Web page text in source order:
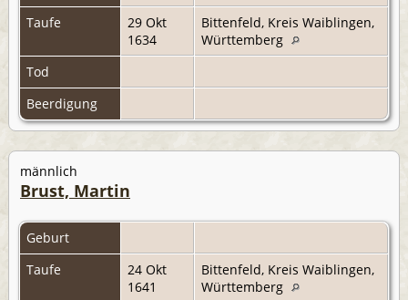
Taufe
29 Okt
1634
Bittenfeld, Kreis Waiblingen,
Württemberg
Tod
Beerdigung
männlich
Brust, Martin
Geburt
Taufe
24 Okt
1641
Bittenfeld, Kreis Waiblingen,
Württemberg